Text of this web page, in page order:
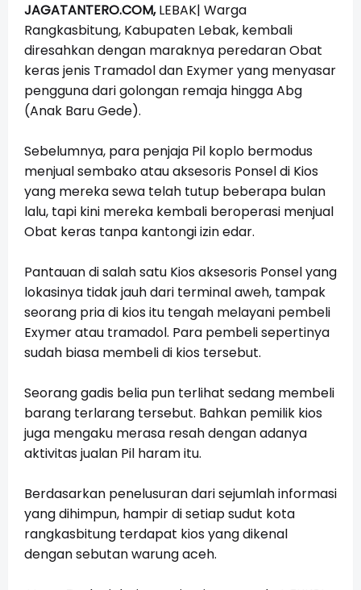
JAGATANTERO.COM,LEBAK| Warga
Rangkasbitung, Kabupaten Lebak, kembali
diresahkan dengan maraknya peredaran Obat
keras jenis Tramadol dan Exymer yang menyasar
pengguna dari golongan remaja hingga Abg
(Anak Baru Gede).
Sebelumnya, para penjaja Pil koplo bermodus
menjual sembako atau aksesoris Ponsel di Kios
yang mereka sewa telah tutup beberapa bulan
lalu, tapi kini mereka kembali beroperasi menjual
Obat keras tanpa kantongi izin edar.
Pantauan di salah satu Kios aksesoris Ponselyang
lokasinya tidak jauh dari terminal aweh, tampak
seorang priadi kios itu tengah melayani pembeli
Exymer atau tramadol. Para pembeli sepertinya
sudah biasa membeli di kios tersebut.
Seorang gadis belia pun terlihat sedang membeli
barang terlarang tersebut. Bahkan pemilik kios
juga mengaku merasa resah dengan adanya
aktivitas jualan Pil haram itu.
Berdasarkan penelusuran dari sejumlah informasi
yang dihimpun, hampir di setiap sudut kota
rangkasbitung terdapat kios yang dikenal
dengan sebutan warung aceh.